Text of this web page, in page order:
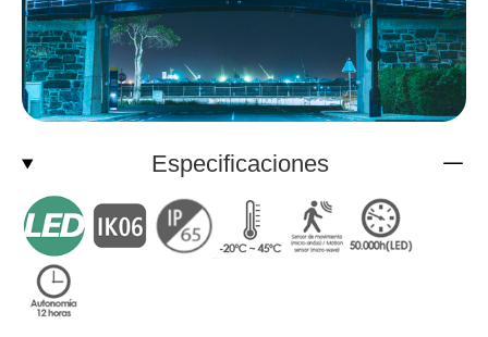
Especificaciones